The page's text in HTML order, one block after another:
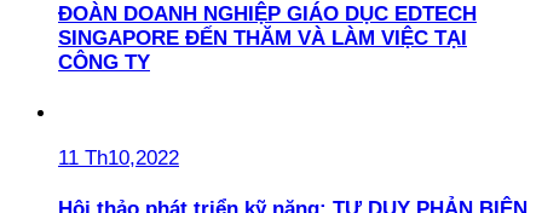
ĐOÀN DOANH NGHIỆP GIÁO DỤC EDTECH
SINGAPORE ĐẾN THĂM VÀ LÀM VIỆC TẠI
CÔNG TY
11 Th10,2022